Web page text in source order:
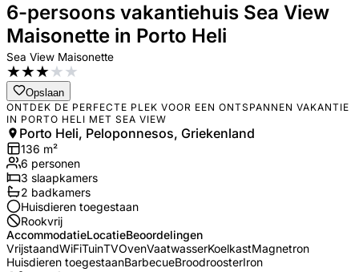
6-persoons vakantiehuis Sea View
Maisonette in Porto Heli
Sea View Maisonette
★★★★★
Opslaan
ONTDEK DE PERFECTE PLEK VOOR EEN ONTSPANNEN VAKANTIE
IN PORTO HELI MET SEA VIEW
Porto Heli, Peloponnesos, Griekenland
136 m²
6 personen
3 slaapkamers
2 badkamers
Huisdieren toegestaan
Rookvrij
AccommodatieLocatieBeoordelingen
VrijstaandWiFiTuinTVOvenVaatwasserKoelkastMagnetron
Huisdieren toegestaanBarbecueBroodroosterIron